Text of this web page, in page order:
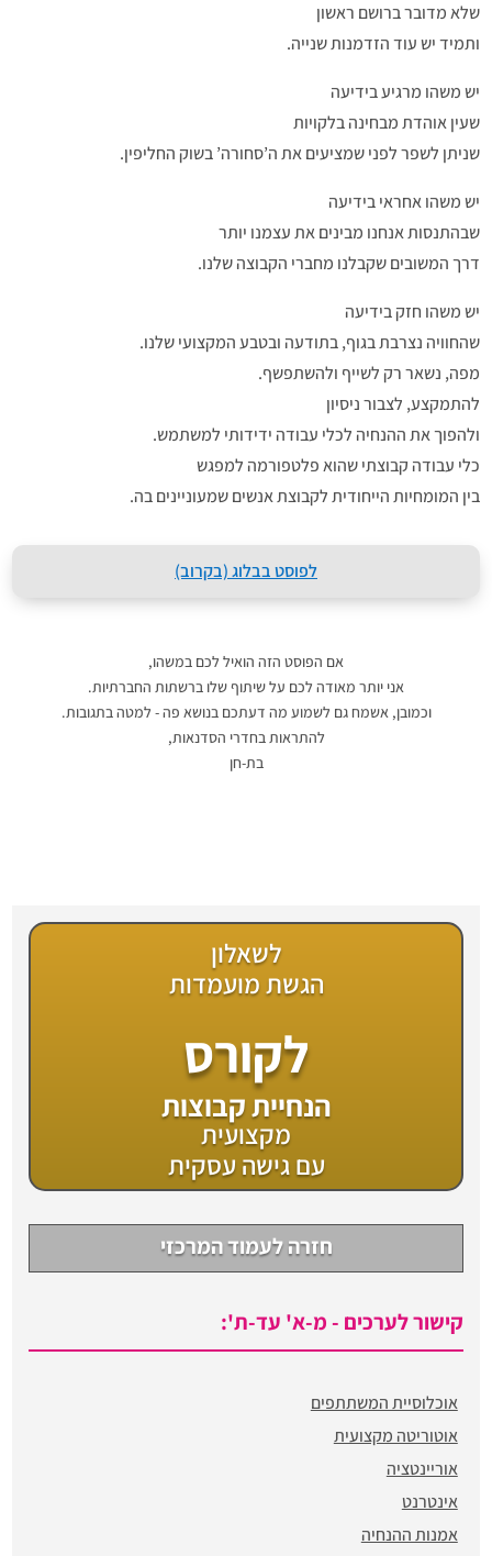
שלא מדובר ברושם ראשון
ותמיד יש עוד הזדמנות שנייה.
יש משהו מרגיע בידיעה
שעין אוהדת מבחינה בלקויות
שניתן לשפר לפני שמציעים את ה’סחורה’ בשוק החליפין.
יש משהו אחראי בידיעה
שבהתנסות אנחנו מבינים את עצמנו יותר
דרך המשובים שקבלנו מחברי הקבוצה שלנו.
יש משהו חזק בידיעה
שהחוויה נצרבת בגוף, בתודעה ובטבע המקצועי שלנו.
מפה, נשאר רק לשייף ולהשתפשף.
להתמקצע, לצבור ניסיון
ולהפוך את ההנחיה לכלי עבודה ידידותי למשתמש.
כלי עבודה קבוצתי שהוא פלטפורמה למפגש
בין המומחיות הייחודית לקבוצת אנשים שמעוניינים בה.
לפוסט בבלוג (בקרוב)
אם הפוסט הזה הואיל לכם במשהו,
אני יותר מאודה לכם על שיתוף שלו ברשתות החברתיות.
וכמובן, אשמח גם לשמוע מה דעתכם בנושא פה - למטה בתגובות.
להתראות בחדרי הסדנאות,
בת-חן
לשאלון
הגשת מועמדות
לקורס
הנחיית קבוצות
מקצועית
עם גישה עסקית
חזרה לעמוד המרכזי
קישור לערכים - מ-א' עד-ת':
אוכלוסיית המשתתפים
אוטוריטה מקצועית
אוריינטציה
אינטרנט
אמנות ההנחיה